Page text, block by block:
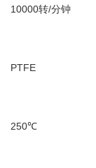
10000转/分钟
PTFE
250℃